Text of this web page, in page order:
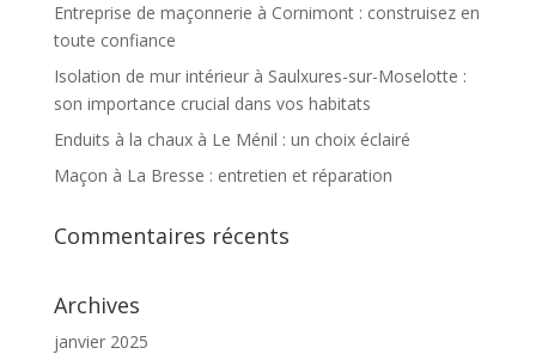
Entreprise de maçonnerie à Cornimont : construisez en
toute confiance
Isolation de mur intérieur à Saulxures-sur-Moselotte :
son importance crucial dans vos habitats
Enduits à la chaux à Le Ménil : un choix éclairé
Maçon à La Bresse : entretien et réparation
Commentaires récents
Archives
janvier 2025